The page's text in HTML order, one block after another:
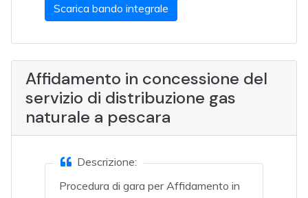
Scarica bando integrale
Affidamento in concessione del
servizio di distribuzione gas
naturale a pescara
Descrizione:
Procedura di gara per Affidamento in